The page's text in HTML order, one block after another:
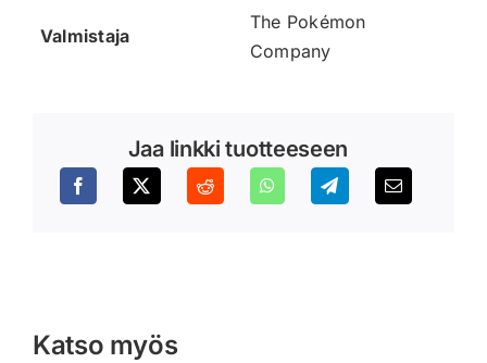
Valmistaja
The Pokémon
Company
Jaa linkki tuotteeseen
Katso myös